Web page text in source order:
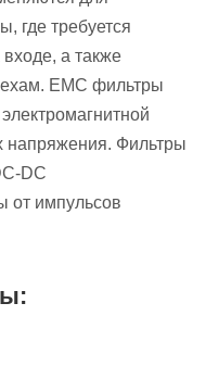
где требуется
а также
EMC фильтры
напряжения. Фильтры
DC
от импульсов